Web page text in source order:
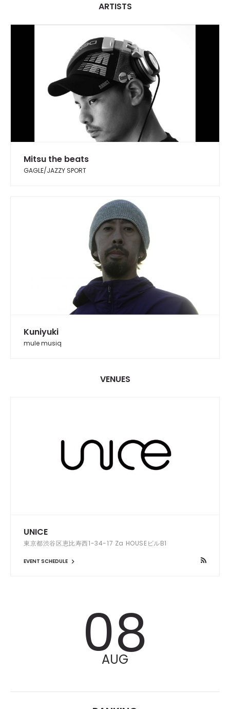
ARTISTS
Mitsu the beats
GAGLE/JAZZY SPORT
Kuniyuki
mule musiq
VENUES
UNICE
東京都渋谷区恵比寿西1-34-17 Za HOUSEビルB1
EVENT SCHEDULE
08
AUG